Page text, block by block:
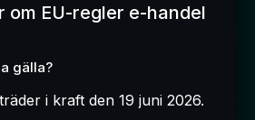
om EU-regler e-handel
gälla?
i kraft den 19 juni 2026.